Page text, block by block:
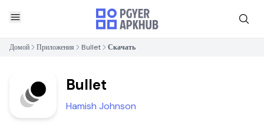
Домой Приложения Bullet Скачать
Bullet
Hamish Johnson